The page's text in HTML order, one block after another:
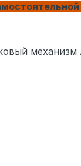
механизм